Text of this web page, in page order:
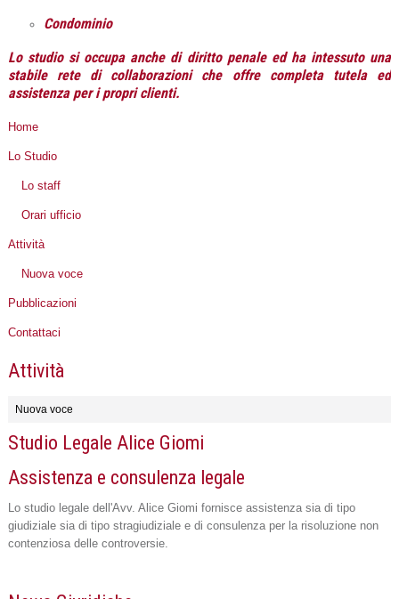
Condominio
Lo studio si occupa anche di diritto penale ed ha intessuto una
stabile rete di collaborazioni che offre completa tutela ed
assistenza per i propri clienti.
Home
Lo Studio
Lo staff
Orari ufficio
Attività
Nuova voce
Pubblicazioni
Contattaci
Attività
Nuova voce
Studio Legale Alice Giomi
Assistenza e consulenza legale
Lo studio legale dell'Avv. Alice Giomi fornisce assistenza sia di tipo
giudiziale sia di tipo stragiudiziale e di consulenza per la risoluzione non
contenziosa delle controversie.